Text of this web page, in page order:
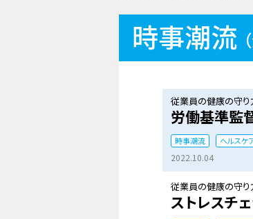
時事潮流
従業員の健康の守り
労働基準監
時事潮流 ヘルスケ
2022.10.04
従業員の健康の守り
ストレスチ